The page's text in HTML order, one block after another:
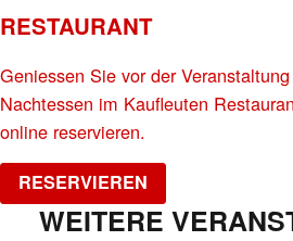
RESTAURANT
Geniessen Sie vor der
Nachtessen im Kaufleuten
online reservieren.
RESERVIEREN
WEITERE